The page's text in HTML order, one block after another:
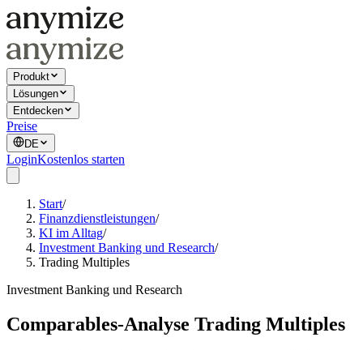
Produkt
Lösungen
Entdecken
Preise
DE
LoginKostenlos starten
Start/
Finanzdienstleistungen/
KI im Alltag/
Investment Banking und Research/
Trading Multiples
Investment Banking und Research
Comparables-Analyse Trading Multiples